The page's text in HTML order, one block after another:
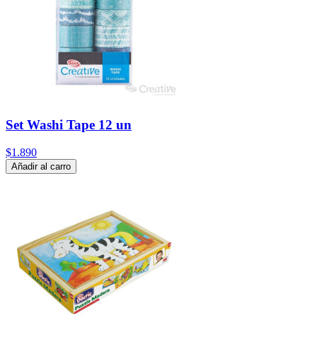
Set Washi Tape 12 un
$1.890
Añadir al carro